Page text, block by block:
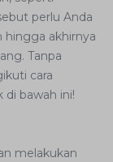
perlu Anda
akhirnya
Tanpa
cara
di bawah ini!
melakukan